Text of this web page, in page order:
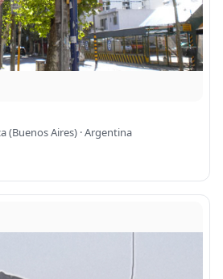
(Buenos Aires) · Argentina